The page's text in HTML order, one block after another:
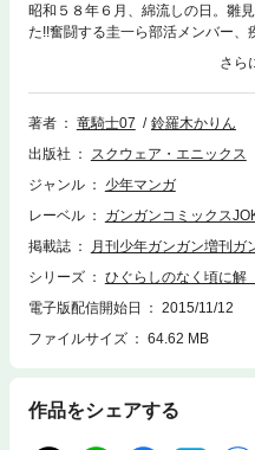
昭和５８年６月、綿流しの日。雛
た!!奮闘する圭一ら部活メンバー、
絶体絶命となった梨花の前に、い
表する名場面が続出、全編クライ
xpansion (C)2010 Karin Suzuragi
著者
竜騎士07
鈴羅木かりん
出版社
スクウェア・エニックス
ジャンル
少年マンガ
レーベル
ガンガンコミックス
掲載誌
月刊少年ガンガン増刊ガ
シリーズ
ひぐらしのなく頃に
電子版配信開始日
2015/11/12
ファイルサイズ
64.62 MB
作品をシェアする